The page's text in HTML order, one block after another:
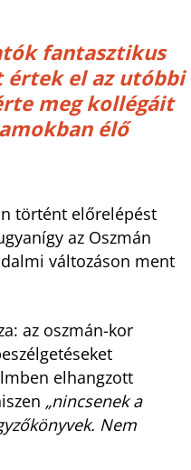
fantasztikus
értek el az utóbbi
meg kollégáit
élő
történt előrelépést
az Oszmán
változáson ment
az oszmán-kor
elhangzott
„nincsenek a
Nem